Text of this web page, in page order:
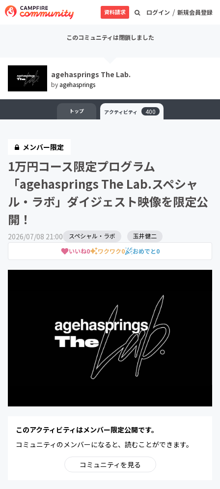
ログイン / 新規会員登録
資料請求
このコミュニティは閉鎖しました
agehasprings The Lab.
by agehasprings
トップ アクティビティ 400
メンバー限定
1万円コース限定プログラム
「agehasprings The Lab.スペシャ
ル・ラボ」ダイジェスト映像を限定公
開！
2026/07/08 21:00
いいね0 ワクワク0 おめでと0
スペシャル・ラボ 玉井健二
このアクティビティはメンバー限定公開です。
コミュニティのメンバーになると、読むことができます。
コミュニティを見る